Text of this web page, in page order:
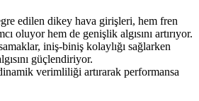
edilen dikey hava girişleri, hem fren
oluyor hem de genişlik algısını artırıyor.
iniş-biniş kolaylığı sağlarken
güçlendiriyor.
verimliliği artırarak performansa